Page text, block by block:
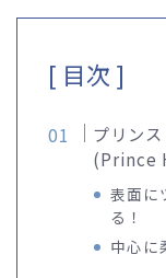
[ 目次 ]
プリン
(Prince
表面に
る！
中心に